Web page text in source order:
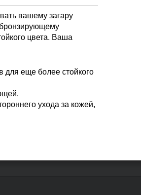
вашему загару
цвета. Ваша
для еще более стойкого
ухода за кожей,